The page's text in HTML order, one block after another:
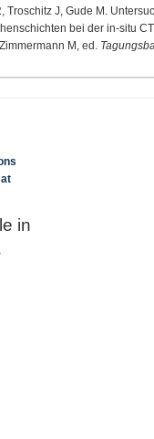
Troschitz J, Gude M.
bei der in-situ
M, ed.
in